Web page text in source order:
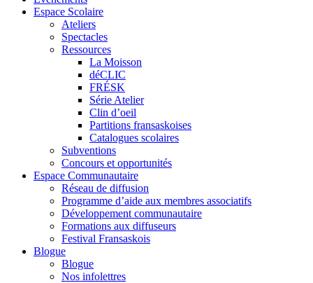
Espace Scolaire
Ateliers
Spectacles
Ressources
La Moisson
déCLIC
FRÉSK
Série Atelier
Clin d’oeil
Partitions fransaskoises
Catalogues scolaires
Subventions
Concours et opportunités
Espace Communautaire
Réseau de diffusion
Programme d’aide aux membres associatifs
Développement communautaire
Formations aux diffuseurs
Festival Fransaskois
Blogue
Blogue
Nos infolettres